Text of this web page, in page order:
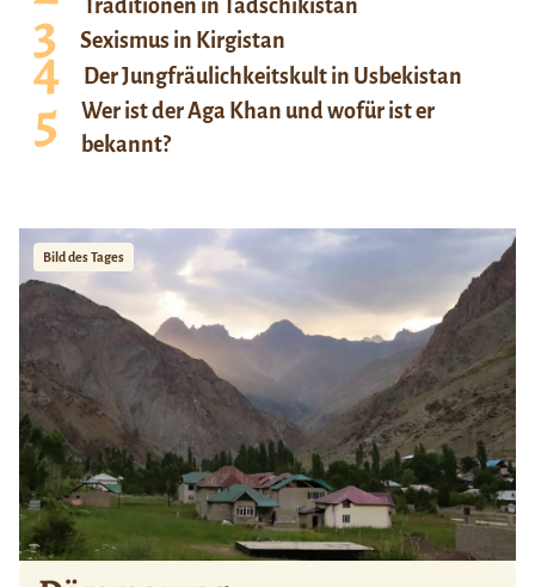
Traditionen in Tadschikistan
Sexismus in Kirgistan
Der Jungfräulichkeitskult in Usbekistan
Wer ist der Aga Khan und wofür ist er
bekannt?
Bild des Tages